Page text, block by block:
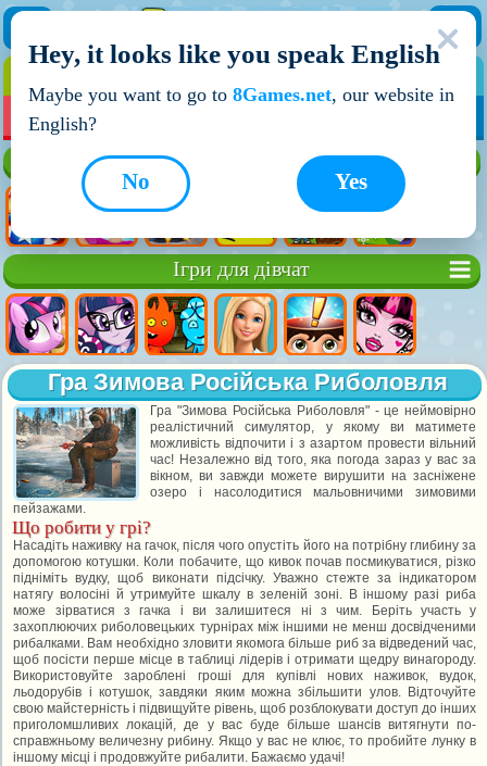
НОВІ ІГРИ
Ігри для дівчат
Гра Зимова Російська Риболовля
Гра "Зимова Російська Риболовля" - це неймовірно
реалістичний симулятор, у якому ви матимете
можливість відпочити і з азартом провести вільний
час! Незалежно від того, яка погода зараз у вас за
вікном, ви завжди можете вирушити на засніжене
озеро і насолодитися мальовничими зимовими
пейзажами.
Що робити у грі?
Насадіть наживку на гачок, після чого опустіть його на потрібну глибину за
допомогою котушки. Коли побачите, що кивок почав посмикуватися, різко
підніміть вудку, щоб виконати підсічку. Уважно стежте за індикатором
натягу волосіні й утримуйте шкалу в зеленій зоні. В іншому разі риба
може зірватися з гачка і ви залишитеся ні з чим. Беріть участь у
захоплюючих риболовецьких турнірах між іншими не менш досвідченими
рибалками. Вам необхідно зловити якомога більше риб за відведений час,
щоб посісти перше місце в таблиці лідерів і отримати щедру винагороду.
Використовуйте зароблені гроші для купівлі нових наживок, вудок,
льодорубів і котушок, завдяки яким можна збільшити улов. Відточуйте
свою майстерність і підвищуйте рівень, щоб розблокувати доступ до інших
приголомшливих локацій, де у вас буде більше шансів витягнути по-
справжньому величезну рибину. Якщо у вас не клює, то пробийте лунку в
іншому місці і продовжуйте рибалити. Бажаємо удачі!
Hey, it looks like you speak English
Maybe you want to go to 8Games.net, our website in
English?
Yes
No